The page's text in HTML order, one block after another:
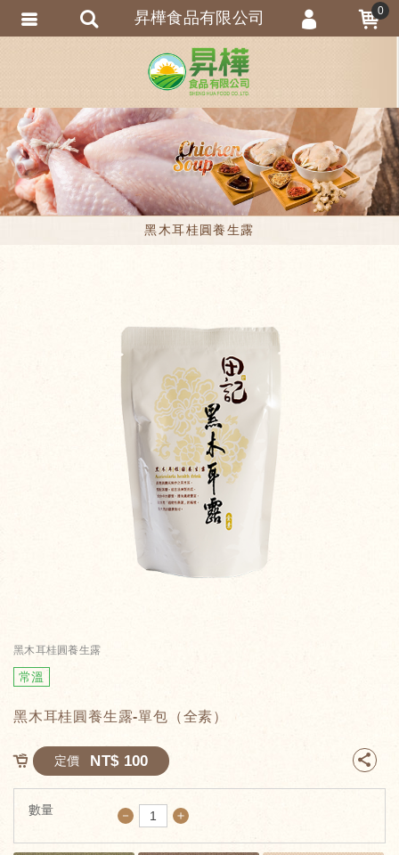
黑木耳桂圓養生露
黑木耳桂圓養生露
常溫
黑木耳桂圓養生露-單包（全素）
定價 NT$ 100
數量 － ＋
昇樺食品有限公司 0
會員登入
會員註冊
忘記密碼
訂單查詢